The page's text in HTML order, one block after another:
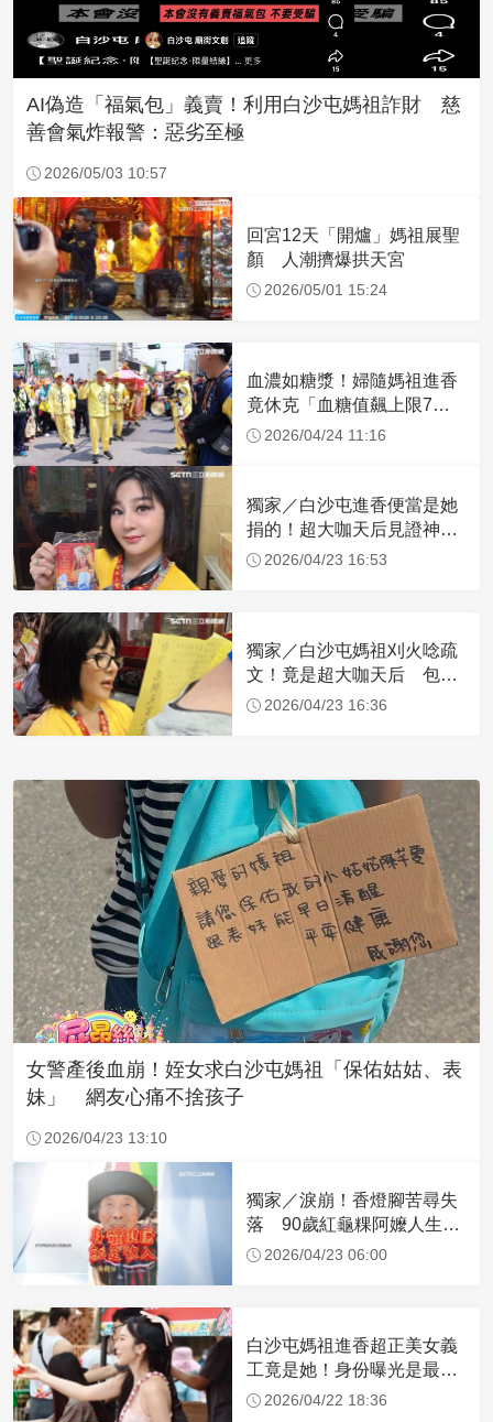
AI偽造「福氣包」義賣！利用白沙屯媽祖詐財 慈
善會氣炸報警：惡劣至極
2026/05/03 10:57
回宮12天「開爐」媽祖展聖
顏 人潮擠爆拱天宮
2026/05/01 15:24
血濃如糖漿！婦隨媽祖進香
竟休克「血糖值飆上限7
倍」 醫曝原因
2026/04/24 11:16
獨家／白沙屯進香便當是她
捐的！超大咖天后見證神
蹟 一靠近媽祖就爆哭
2026/04/23 16:53
獨家／白沙屯媽祖刈火唸疏
文！竟是超大咖天后 包尿
布忍尿5小時不喊累
2026/04/23 16:36
女警產後血崩！姪女求白沙屯媽祖「保佑姑姑、表
妹」 網友心痛不捨孩子
2026/04/23 13:10
獨家／淚崩！香燈腳苦尋失
落 90歲紅龜粿阿嬤人生謝
幕2026/04/23 06:00
白沙屯媽祖進香超正美女義
工竟是她！身份曝光是最美
禮生 一輩子不結婚
2026/04/22 18:36